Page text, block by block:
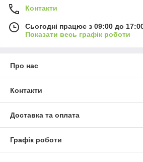
Контакти
Сьогодні працює з 09:00 до
Показати весь графік роботи
Про нас
Контакти
Доставка та оплата
Графік роботи